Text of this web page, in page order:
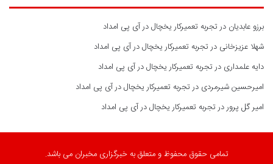
برزو عابدیان درتجربه تعمیرکار یخچال در آی پی امداد
شهلا عزیزخانی درتجربه تعمیرکار یخچال در آی پی امداد
دایه علمداری درتجربه تعمیرکار یخچال در آی پی امداد
امیرحسین شیرمردی درتجربه تعمیرکار یخچال در آی پی امداد
امیر گل پروردرتجربه تعمیرکار یخچال در آی پی امداد
تمامی حقوق محفوظ و متعلق به خبرگزاری مخبران می باشد.